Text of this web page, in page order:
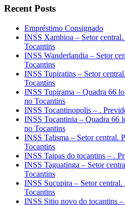
Recent Posts
Empréstimo Consignado
INSS Xambioa – Setor
Tocantins
INSS Wanderlandia – Setor
Tocantins
INSS Tupiratins – Setor
Tocantins
INSS Tupirama – Quadra 66
no Tocantins
INSS Tocantinopolis – .
INSS Tocantinia – Quadra 66
no Tocantins
INSS Talisma – Setor central.
Tocantins
INSS Taipas do tocantins – .
INSS Taguatinga – Setor
Tocantins
INSS Sucupira – Setor
Tocantins
INSS Sitio novo do tocantins